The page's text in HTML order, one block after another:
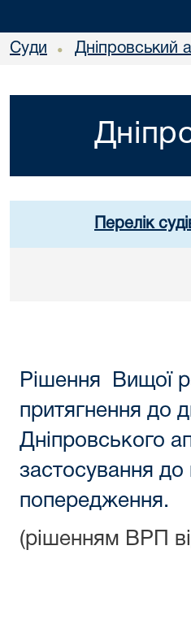
Суди • Дніпровський
Перелік
Рішення Вищої
притягнення до
Дніпровського
застосування до
попередження.
(рішенням ВРП